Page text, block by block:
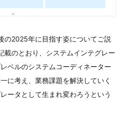
の2025年に目指す姿についてご説
載のとおり、システムインテグレー
ベルのシステムコーディネーター
に考え、業務課題を解決していく
ータとして生まれ変わろうという